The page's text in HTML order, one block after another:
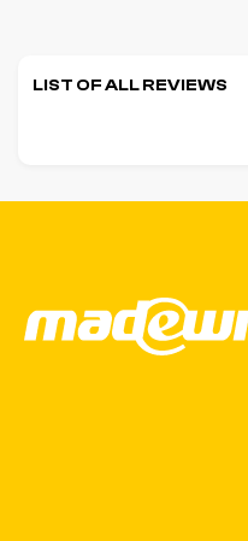
LIST OF ALL REVIEWS